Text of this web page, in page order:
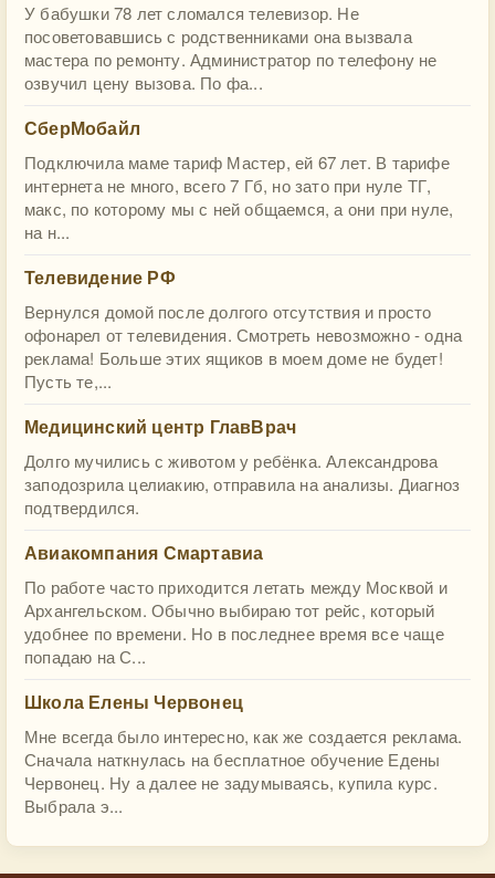
У бабушки 78 лет сломался телевизор. Не
посоветовавшись с родственниками она вызвала
мастера по ремонту. Администратор по телефону не
озвучил цену вызова. По фа...
СберМобайл
Подключила маме тариф Мастер, ей 67 лет. В тарифе
интернета не много, всего 7 Гб, но зато при нуле ТГ,
макс, по которому мы с ней общаемся, а они при нуле,
на н...
Телевидение РФ
Вернулся домой после долгого отсутствия и просто
офонарел от телевидения. Смотреть невозможно - одна
реклама! Больше этих ящиков в моем доме не будет!
Пусть те,...
Медицинский центр ГлавВрач
Долго мучились с животом у ребёнка. Александрова
заподозрила целиакию, отправила на анализы. Диагноз
подтвердился.
Авиакомпания Смартавиа
По работе часто приходится летать между Москвой и
Архангельском. Обычно выбираю тот рейс, который
удобнее по времени. Но в последнее время все чаще
попадаю на С...
Школа Елены Червонец
Мне всегда было интересно, как же создается реклама.
Сначала наткнулась на бесплатное обучение Едены
Червонец. Ну а далее не задумываясь, купила курс.
Выбрала э...